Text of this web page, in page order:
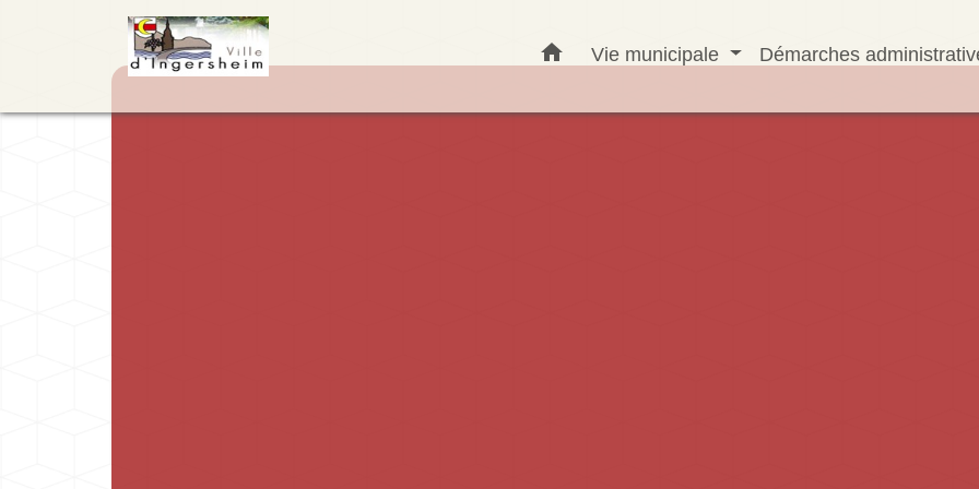
home Vie municipale Démarches